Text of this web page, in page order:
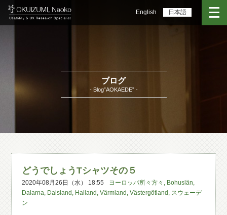
English 日本語
ブログ
- Blog”AOKAEDE” -
どうでしょうTシャツその５
2020年08月26日（水） 18:55 ヨーロッパ所々方々 , Bohuslän,
Dalarna, Dalsland , Halland ,Värmland ,Västergötland , スウェーデ
ン